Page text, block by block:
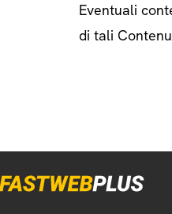
Eventuali
di tali